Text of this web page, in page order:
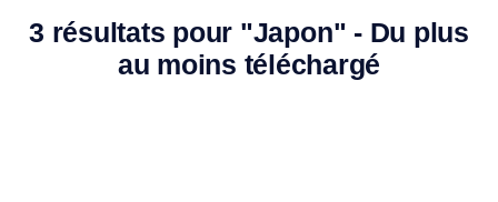
3 résultats pour "Japon" - Du plus
au moins téléchargé